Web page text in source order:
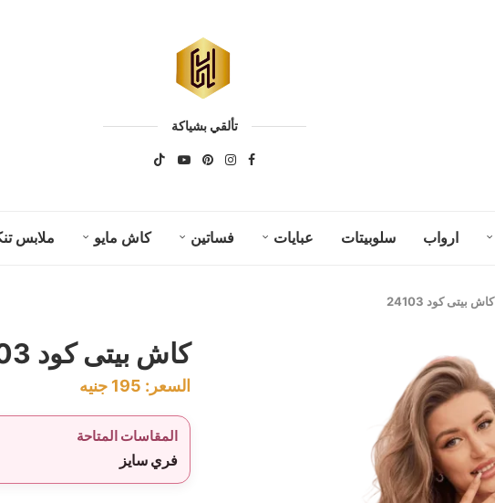
تألقي بشياكة
ارواب سلوبيتات عبايات فساتين كاش مايو ملابس
كاش بيتى كود 24103
كاش بيتى كود 24103
السعر: 195 جنيه
المقاسات المتاحة
فري سايز